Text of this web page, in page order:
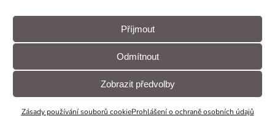
Příjmout
Odmítnout
Zobrazit předvolby
Zásady používání souborů cookieProhlášení o ochraně osobních údajů
a recyklace
Granty a
© CUE, a.s.
Všechna práva
vyhrazena
Předvolby Prohlášení